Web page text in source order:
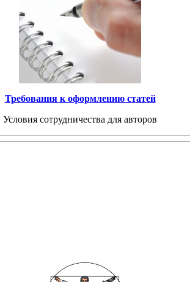
Требования к оформлению статей
Условия сотрудничества для авторов